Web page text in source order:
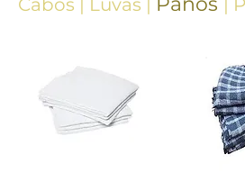
Cabos | Luvas | |